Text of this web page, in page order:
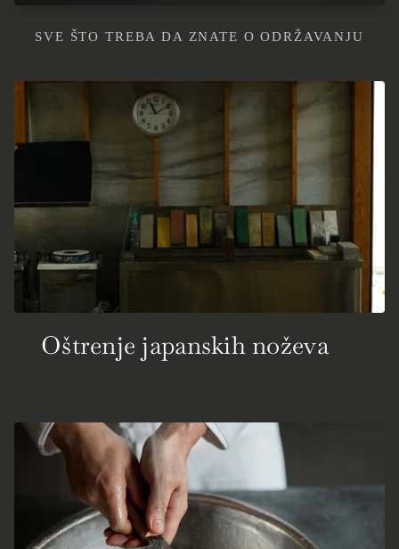
SVE ŠTO TREBA DA ZNATE O ODRŽAVANJU
Oštrenje japanskih noževa